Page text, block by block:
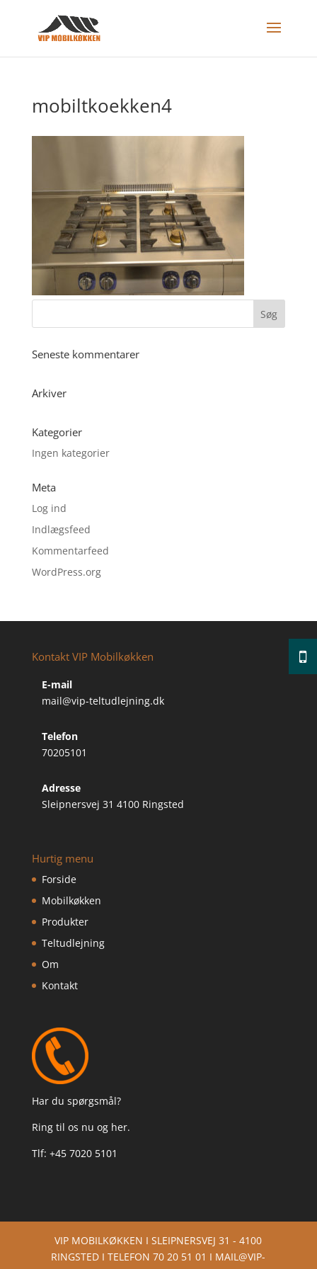
mobiltkoekken4
Seneste kommentarer
Arkiver
Kategorier
Ingen kategorier
Meta
Log ind
Indlægsfeed
Kommentarfeed
WordPress.org
Kontakt VIP Mobilkøkken
E-mail
mail@vip-teltudlejning.dk
Telefon
70205101
Adresse
Sleipnersvej 31 4100 Ringsted
Hurtig menu
Forside
Mobilkøkken
Produkter
Teltudlejning
Om
Kontakt
Har du spørgsmål?
Ring til os nu og her.
Tlf: +45 7020 5101
VIP MOBILKØKKEN I SLEIPNERSVEJ 31 - 4100
RINGSTED I TELEFON 70 20 51 01 I MAIL@VIP-